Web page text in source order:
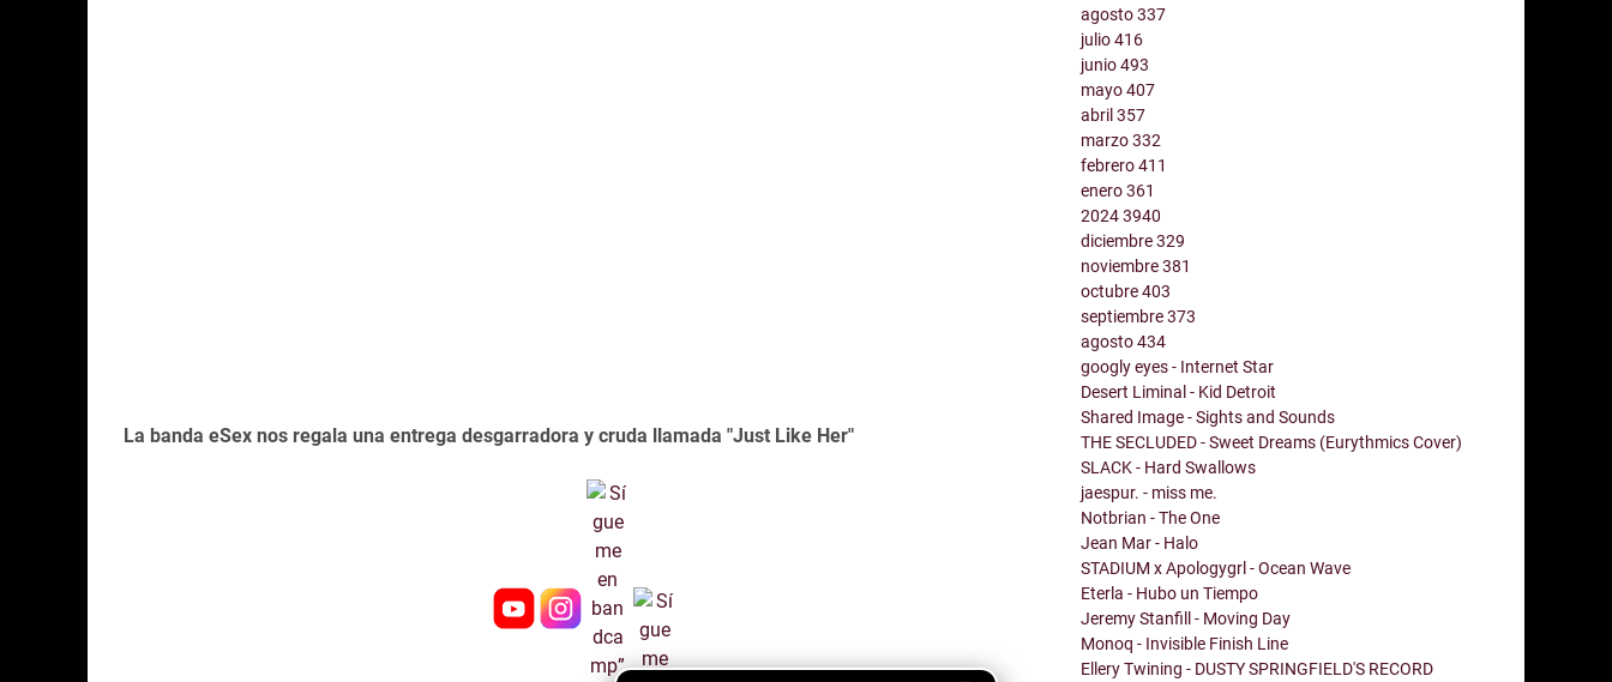
La banda eSex nos regala una entrega desgarradora y cruda llamada "Just Like Her"
agosto337
julio416
junio493
mayo407
abril357
marzo332
febrero411
enero361
20243940
diciembre329
noviembre381
octubre403
septiembre373
agosto434
googly eyes - Internet Star
Desert Liminal - Kid Detroit
Shared Image - Sights and Sounds
THE SECLUDED - Sweet Dreams (Eurythmics Cover)
SLACK - Hard Swallows
jaespur. - miss me.
Notbrian - The One
Jean Mar - Halo
STADIUM x Apologygrl - Ocean Wave
Eterla - Hubo un Tiempo
Jeremy Stanfill - Moving Day
Monoq - Invisible Finish Line
Ellery Twining - DUSTY SPRINGFIELD'S RECORD